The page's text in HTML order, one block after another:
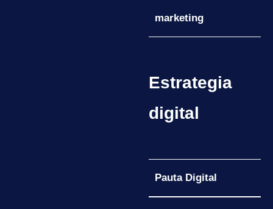
marketing
Estrategia
digital
Pauta Digital